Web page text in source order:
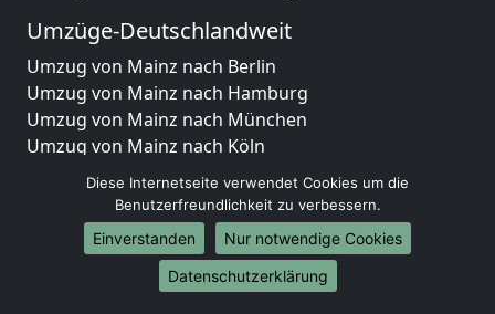
Umzüge-Deutschlandweit
Umzug von Mainz nach Berlin
Umzug von Mainz nach Hamburg
Umzug von Mainz nach München
Umzug von Mainz nach Köln
Umzug von Mainz nach Frankfurt am Main
Umzug von Mainz nach Stuttgart
Umzug von Mainz nach Düsseldorf
Umzug von Mainz nach Leipzig
Umzug von Mainz nach Dortmund
Diese Internetseite verwendet Cookies um die
Benutzerfreundlichkeit zu verbessern.
Einverstanden
Nur notwendige Cookies
Datenschutzerklärung